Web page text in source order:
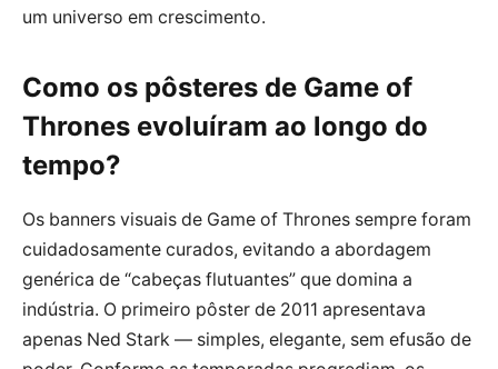
um universo em crescimento.
Como os pôsteres de Game of
Thrones evoluíram ao longo do
tempo?
Os banners visuais de Game of Thrones sempre foram
cuidadosamente curados, evitando a abordagem
genérica de “cabeças flutuantes” que domina a
indústria. O primeiro pôster de 2011 apresentava
apenas Ned Stark — simples, elegante, sem efusão de